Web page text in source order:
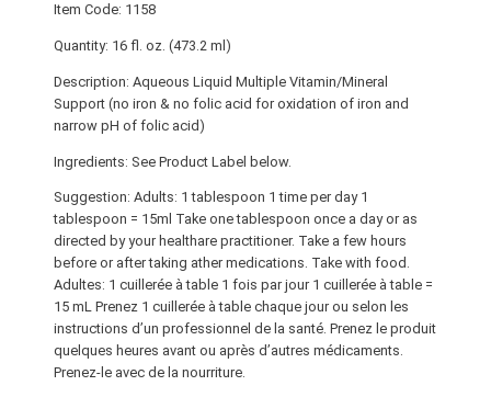
Item Code: 1158
Quantity: 16 fl. oz. (473.2 ml)
Description: Aqueous Liquid Multiple Vitamin/Mineral
Support (no iron & no folic acid for oxidation of iron and
narrow pH of folic acid)
Ingredients: See Product Label below.
Suggestion: Adults: 1 tablespoon 1 time per day 1
tablespoon = 15ml Take one tablespoon once a day or as
directed by your healthare practitioner. Take a few hours
before or after taking ather medications. Take with food.
Adultes: 1 cuillerée à table 1 fois par jour 1 cuillerée à table =
15 mL Prenez 1 cuillerée à table chaque jour ou selon les
instructions d’un professionnel de la santé. Prenez le produit
quelques heures avant ou après d’autres médicaments.
Prenez-le avec de la nourriture.